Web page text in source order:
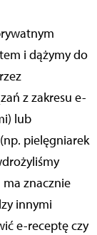
i dążymy do
z zakresu e-
lub
pielęgniarek
ma znacznie
innymi
e-receptę czy